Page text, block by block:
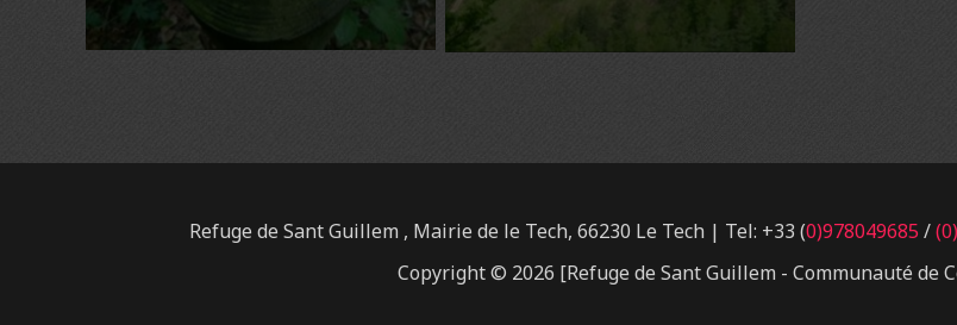
Refuge de Sant Guillem , Mairie de le Tech, 66230 Le Tech | Tel: +33 (0)978049685 /
Copyright © 2026 [Refuge de Sant Guillem - Communauté de